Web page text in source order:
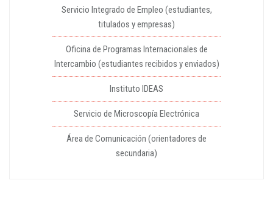
Servicio Integrado de Empleo (estudiantes,
titulados y empresas)
Oficina de Programas Internacionales de
Intercambio (estudiantes recibidos y enviados)
Instituto IDEAS
Servicio de Microscopía Electrónica
Área de Comunicación (orientadores de
secundaria)